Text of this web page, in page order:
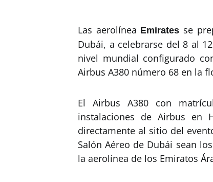
Las aerolínea Emirates se
Dubái, a celebrarse del 8 al
nivel mundial configurado
Airbus A380 número 68 en la
El Airbus A380 con
instalaciones de Airbus en
directamente al sitio del
Salón Aéreo de Dubái sean
la aerolínea de los Emiratos